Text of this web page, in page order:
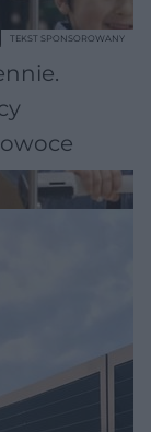
TEKST SPONSOROWANY